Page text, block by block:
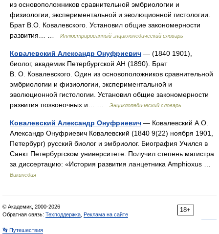
из основоположников сравнительной эмбриологии и
физиологии, экспериментальной и эволюционной гистологии.
Брат В.О. Ковалевского. Установил общие закономерности
развития… …
Иллюстрированный энциклопедический словарь
Ковалевский Александр Онуфриевич — (1840 1901),
биолог, академик Петербургской АН (1890). Брат
В. О. Ковалевского. Один из основоположников сравнительной
эмбриологии и физиологии, экспериментальной и
эволюционной гистологии. Установил общие закономерности
развития позвоночных и… …
Энциклопедический словарь
Ковалевский Александр Онуфриевич — Ковалевский А.О.
Александр Онуфриевич Ковалевский (1840 9(22) ноября 1901,
Петербург) русский биолог и эмбриолог. Биография Учился в
Санкт Петербургском университете. Получил степень магистра
за диссертацию: «История развития ланцетника Amphioxus …
Википедия
18+
© Академик, 2000-2026
Обратная связь: Техподдержка Реклама на сайте
👣 Путешествия